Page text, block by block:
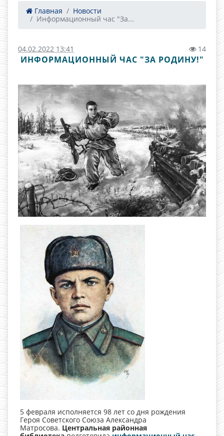
Главная
Новости
Информационный час "За...
04.02.2022 13:41 14
ИНФОРМАЦИОННЫЙ ЧАС "ЗА РОДИНУ!"
5 февраля исполняется 98 лет со дня рождения
Героя Советского Союза Александра
Матросова. Центральная районная